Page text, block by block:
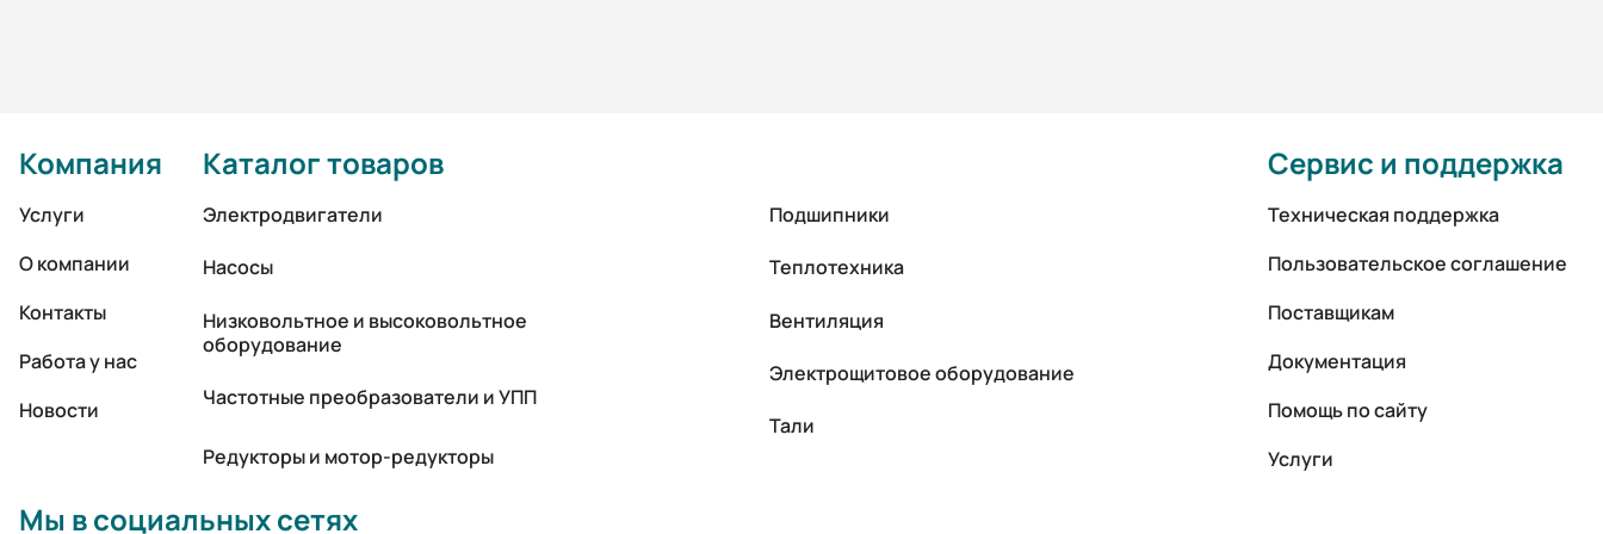
Компания
Услуги
О компании
Контакты
Работа у нас
Новости
Каталог товаров
Электродвигатели
Насосы
Низковольтное и высоковольтное
оборудование
Частотные преобразователи и УПП
Редукторы и мотор-редукторы
Подшипники
Теплотехника
Вентиляция
Электрощитовое оборудование
Тали
Сервис и поддержка
Техническая поддержка
Пользовательское соглашение
Поставщикам
Документация
Помощь по сайту
Услуги
Мы в социальных сетях